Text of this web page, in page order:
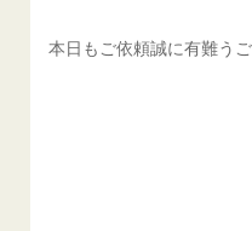
本日もご依頼誠に有難う